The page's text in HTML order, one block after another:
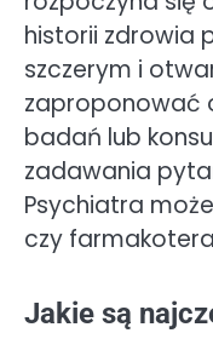
historii zdrowia
szczerym i
zaproponować
badań lub
zadawania
Psychiatra
czy
Jakie są